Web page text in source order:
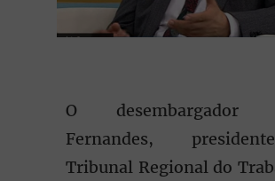
O desembargador
Fernandes,
Tribunal Regional do